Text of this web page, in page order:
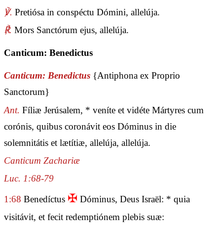
℣. Pretiósa in conspéctu Dómini, allelúja.
℟. Mors Sanctórum ejus, allelúja.
Canticum: Benedictus
Canticum: Benedictus {Antiphona ex Proprio
Sanctorum}
Ant. Fíliæ Jerúsalem, * veníte et vidéte Mártyres cum
corónis, quibus coronávit eos Dóminus in die
solemnitátis et lætítiæ, allelúja, allelúja.
Canticum Zachariæ
Luc. 1:68-79
1:68 Benedíctus ✠ Dóminus, Deus Israël: * quia
visitávit, et fecit redemptiónem plebis suæ: